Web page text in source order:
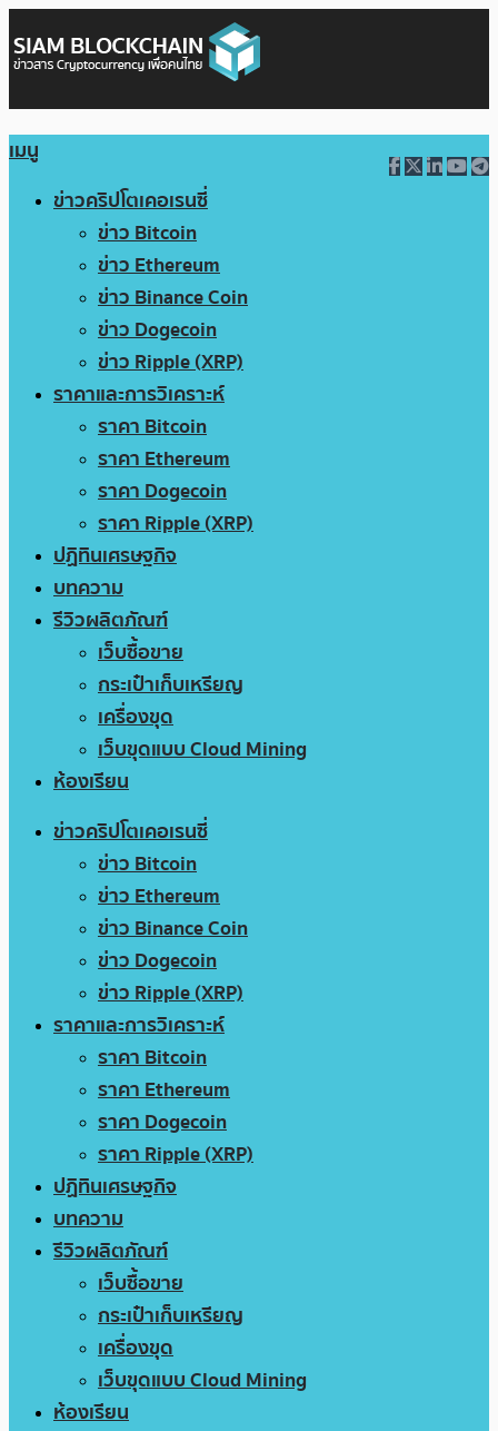
เมนู
ข่าวคริปโตเคอเรนซี่
ข่าว Bitcoin
ข่าว Ethereum
ข่าว Binance Coin
ข่าว Dogecoin
ข่าว Ripple (XRP)
ราคาและการวิเคราะห์
ราคา Bitcoin
ราคา Ethereum
ราคา Dogecoin
ราคา Ripple (XRP)
ปฏิทินเศรษฐกิจ
บทความ
รีวิวผลิตภัณฑ์
เว็บซื้อขาย
กระเป๋าเก็บเหรียญ
เครื่องขุด
เว็บขุดแบบ Cloud Mining
ห้องเรียน
ข่าวคริปโตเคอเรนซี่
ข่าว Bitcoin
ข่าว Ethereum
ข่าว Binance Coin
ข่าว Dogecoin
ข่าว Ripple (XRP)
ราคาและการวิเคราะห์
ราคา Bitcoin
ราคา Ethereum
ราคา Dogecoin
ราคา Ripple (XRP)
ปฏิทินเศรษฐกิจ
บทความ
รีวิวผลิตภัณฑ์
เว็บซื้อขาย
กระเป๋าเก็บเหรียญ
เครื่องขุด
เว็บขุดแบบ Cloud Mining
ห้องเรียน